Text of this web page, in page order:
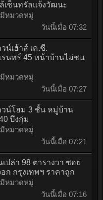
เซ็นทรัลแจ้งวัฒนะ
หมวดหมู่
วันนี้เมื่อ 07:32
น์เฮ้าส์ เค.ซี.
รนทร์ 45 หน้าบ้านไม่ชน
หมวดหมู่
วันนี้เมื่อ 07:27
น์โฮม 3 ชั้น หมู่บ้าน
บึงกุ่ม
หมวดหมู่
วันนี้เมื่อ 07:21
ปล่า 98 ตารางวา ซอย
ก กรุงเทพฯ ราคาถูก
หมวดหมู่
วันนี้เมื่อ 07:16